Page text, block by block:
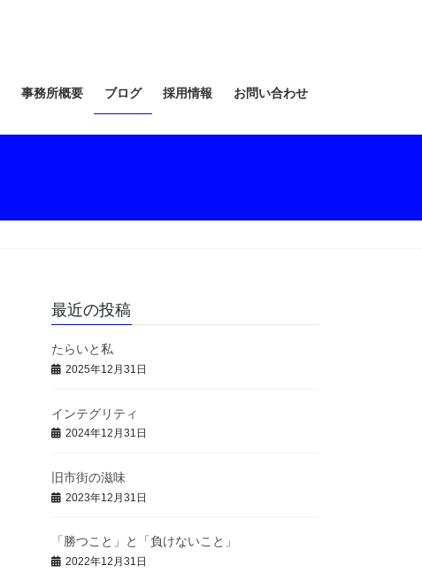
事務所概要 ブログ 採用情報 お問い合わせ
最近の投稿
たらいと私
2025年12月31日
インテグリティ
2024年12月31日
旧市街の滋味
2023年12月31日
「勝つこと」と「負けないこと」
2022年12月31日